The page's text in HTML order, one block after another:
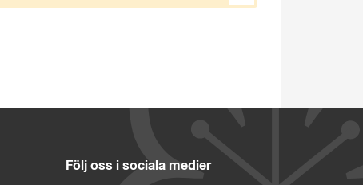
Följ oss i sociala medier